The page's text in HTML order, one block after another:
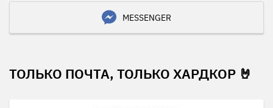
MESSENGER
ТОЛЬКО ПОЧТА, ТОЛЬКО ХАРДКОР 🤘